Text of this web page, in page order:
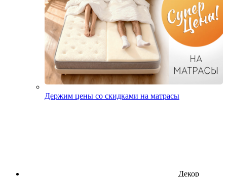
Держим цены со скидками на матрасы
Декор